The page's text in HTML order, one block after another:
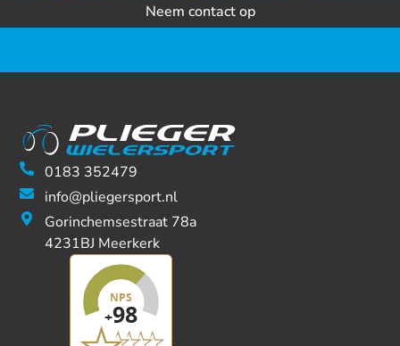
Neem contact op
0183 352479
info@pliegersport.nl
Gorinchemsestraat 78a
4231BJ Meerkerk